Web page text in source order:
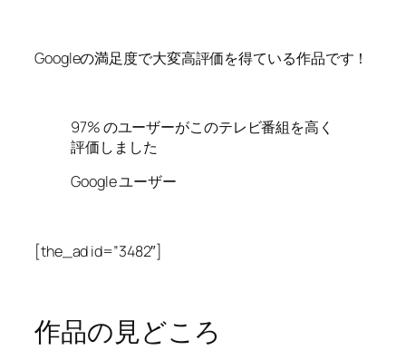
Googleの満足度で大変高評価を得ている作品です！
97% のユーザーがこのテレビ番組を高く
評価しました
Google ユーザー
[the_ad id=”3482″]
作品の見どころ